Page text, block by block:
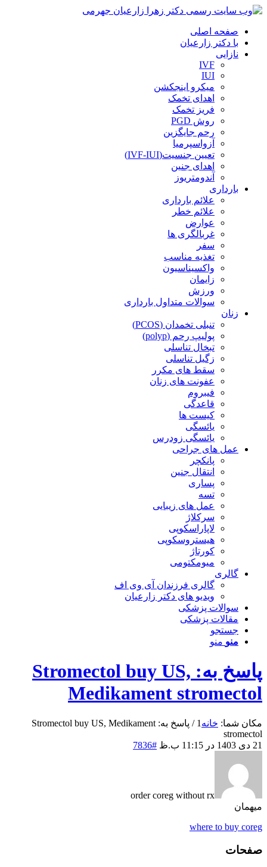
صفحه اصلی
با دکتر زارعیان
نازایی
IVF
IUI
میکرو اینجکشن
اهدای تخمک
فریز تخمک
روش PGD
رحم جایگزین
آزواسپرمیا
تعیین جنسیت(IVF-IUI)
اهدای جنین
آندومتریوز
بارداری
علائم بارداری
علائم خطر
عوارض
غربالگری ها
سفر
تغذیه مناسب
واکسیناسیون
زایمان
ورزش
سوالات متداول بارداری
زنان
تنبلی تخمدان (PCOS)
پولیپ رحم (polyp)
تبخال تناسلی
زگیل تناسلی
سقط های مکرر
عفونت های زنان
فیبروم
قاعدگی
کیست ها
یائسگی
یائسگی زودرس
عمل های جراحی
پانکچر
انتقال جنین
پساری
تسه
عمل های زیبایی
سرکلاژ
لاپاراسکوپی
هیستروسکوپی
کورتاژ
میومکتومی
گالری
گالری فرزندان آی وی اف
ویدیو های دکتر زارعیان
سوالات پزشکی
مقالات پزشکی
جستجو
منو منو
پاسخ به: Stromectol buy US,
Medikament stromectol
مکان شما: خانه 1
/
پاسخ به: Stromectol buy US, Medikament
stromectol
21 دی 1403 در 11:15 ب.ظ
#7836
order coreg without rx
میهمان
where to buy coreg
صفحات